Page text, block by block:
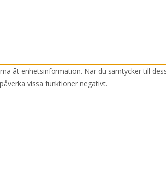
åt enhetsinformation. När du samtycker till
vissa funktioner negativt.